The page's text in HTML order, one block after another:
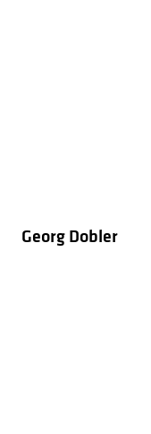
Georg Dobler